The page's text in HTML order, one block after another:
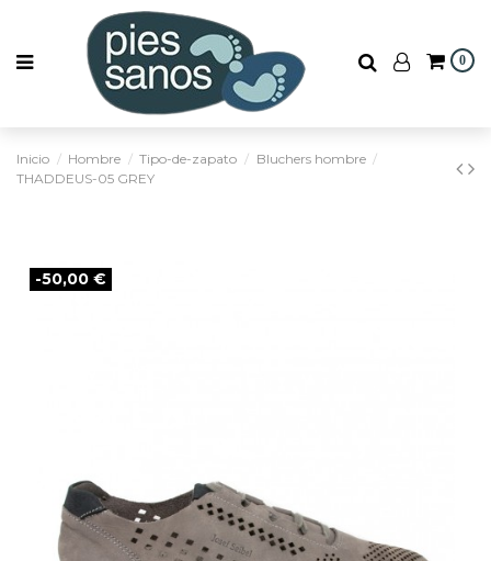
0
Inicio Hombre Tipo-de-zapato
Bluchers hombre
THADDEUS-05 GREY
-50,00 €